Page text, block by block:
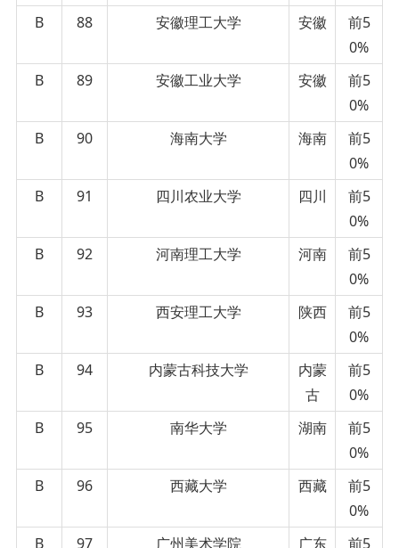
B
88 安徽理工大学 安徽
前5
0%
B
89 安徽工业大学 安徽
前5
0%
B
90 海南大学 海南
前5
0%
B
91 四川农业大学 四川
前5
0%
B
92 河南理工大学 河南
前5
0%
B
93 西安理工大学 陕西
前5
0%
B
94 内蒙古科技大学
内蒙
古
前5
0%
B
95 南华大学 湖南
前5
0%
B
96 西藏大学 西藏
前5
0%
B
97 广州美术学院 广东 前5